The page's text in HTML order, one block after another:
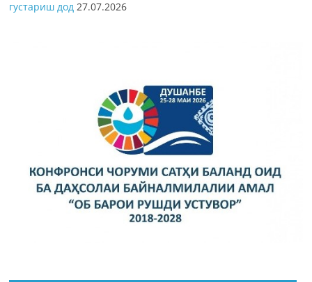
густариш дод 27.07.2026